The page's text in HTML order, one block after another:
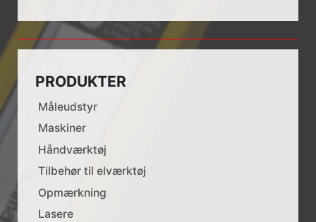
PRODUKTER
Måleudstyr
Maskiner
Håndværktøj
Tilbehør til elværktøj
Opmærkning
Lasere